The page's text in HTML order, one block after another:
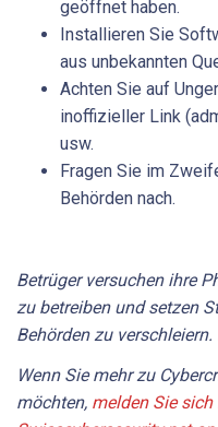
geöffnet haben.
Installieren Sie
aus unbekannten
Achten Sie auf
inoffizieller Link
usw.
Fragen Sie im
Behörden nach.
Betrüger versuchen ihre
zu betreiben und setzen
Behörden zu verschleiern.
Wenn Sie mehr zu
möchten, melden Sie